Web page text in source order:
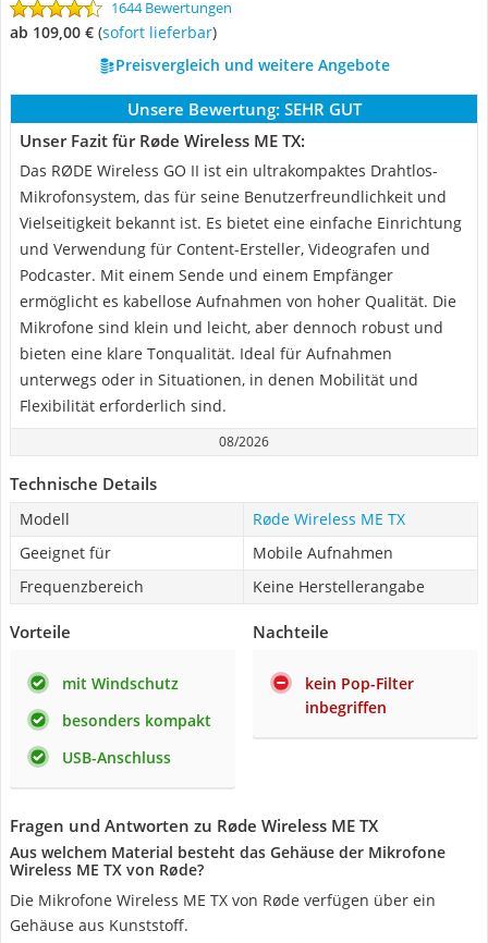
1644 Bewertungen
ab 109,00 € ( Sofort lieferbar)
Preisvergleich und weitere Angebote
Unsere Bewertung: SEHR GUT
Unser Fazit für Røde Wireless ME TX:
Das RØDE Wireless GO II ist ein ultrakompaktes Drahtlos-
Mikrofonsystem, das für seine Benutzerfreundlichkeit und
Vielseitigkeit bekannt ist. Es bietet eine einfache Einrichtung
und Verwendung für Content-Ersteller, Videografen und
Podcaster. Mit einem Sende und einem Empfänger
ermöglicht es kabellose Aufnahmen von hoher Qualität. Die
Mikrofone sind klein und leicht, aber dennoch robust und
bieten eine klare Tonqualität. Ideal für Aufnahmen
unterwegs oder in Situationen, in denen Mobilität und
Flexibilität erforderlich sind.
08/2026
Technische Details
Modell
Røde Wireless ME TX
Geeignet für
Mobile Aufnahmen
Frequenzbereich
Keine Herstellerangabe
Vorteile
mit Windschutz
besonders kompakt
USB-Anschluss
Nachteile
kein Pop-Filter
inbegriffen
Fragen und Antworten zu Røde Wireless ME TX
Aus welchem Material besteht das Gehäuse der Mikrofone
Wireless ME TX von Røde?
Die Mikrofone Wireless ME TX von Røde verfügen über ein
Gehäuse aus Kunststoff.